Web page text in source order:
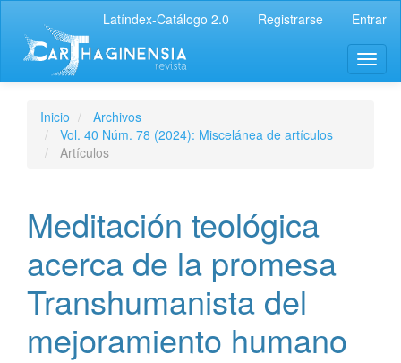
Latíndex-Catálogo 2.0 Registrarse Entrar
Inicio
Archivos
Vol. 40 Núm. 78 (2024): Miscelánea de artículos
Artículos
Meditación teológica
acerca de la promesa
Transhumanista del
mejoramiento humano